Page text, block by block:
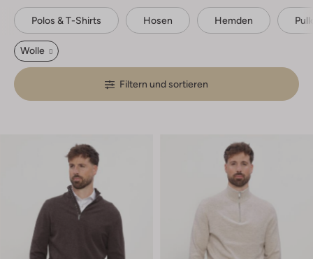
Polos & T-Shirts Hosen Hemden
Wolle
Filtern und sortieren